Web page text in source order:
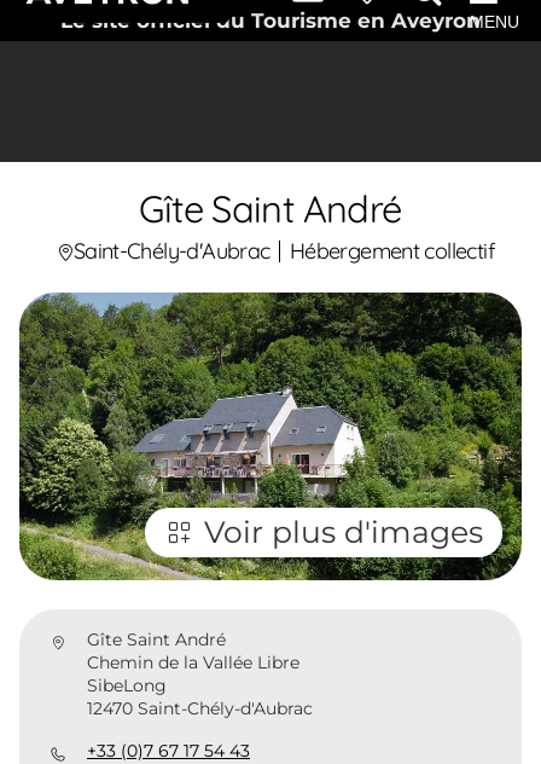
Le site officiel du Tourisme en AveyronMENU
Gîte Saint André
Saint-Chély-d'Aubrac Hébergement collectif
Voir plus d'images
Gîte Saint André
Chemin de la Vallée Libre
SibeLong
12470 Saint-Chély-d'Aubrac
+33 (0)7 67 17 54 43